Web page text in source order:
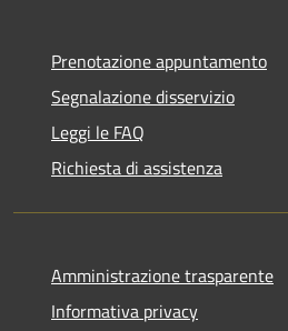
Prenotazione appuntamento
Segnalazione disservizio
Leggi le FAQ
Richiesta di assistenza
Amministrazione trasparente
Informativa privacy